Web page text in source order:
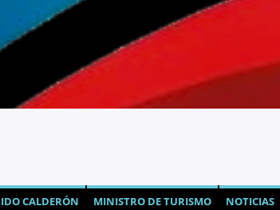
CALDERÓN MINISTRO DE TURISMO NOTICIAS